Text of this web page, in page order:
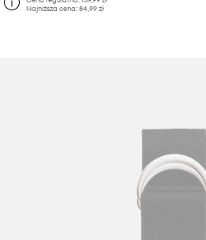
Najniższa cena:84,99 zł